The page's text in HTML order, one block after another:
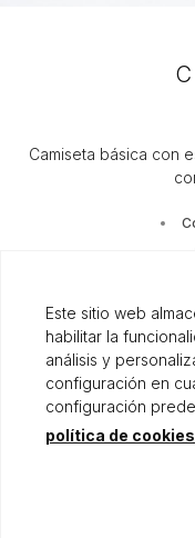
Camiseta básica con
Este sitio web
habilitar la
análisis y
configuración en
configuración
política de cookies